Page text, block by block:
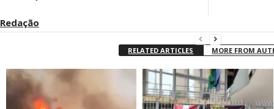
Redação
RELATED ARTICLES MORE FROM